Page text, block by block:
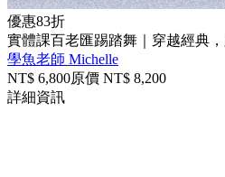
優惠83折
實體課百老匯踢踏舞｜穿越經典
學魚老師 Michelle
NT$ 6,800原價 NT$ 8,200
詳細資訊